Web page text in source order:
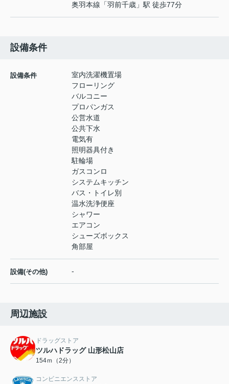
奥羽本線 「羽前千歳 」駅 徒歩77分
設備条件
設備条件
室内洗濯機置場
フローリング
バルコニー
プロパンガス
公営水道
公共下水
電気有
照明器具付き
駐輪場
ガスコンロ
システムキッチン
バス・トイレ別
温水洗浄便座
シャワー
エアコン
シューズボックス
角部屋
設備(その他) -
周辺施設
ドラッグストア
ツルハドラッグ 山形松山店
154ｍ（2分）
コンビニエンスストア